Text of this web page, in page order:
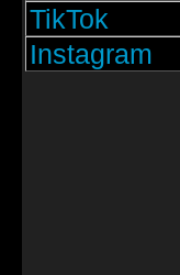
TikTok
Instagram